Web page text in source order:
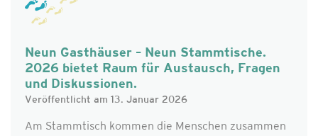
Neun Gasthäuser – Neun Stammtische.
2026 bietet Raum für Austausch, Fragen
und Diskussionen.
Veröffentlicht am 13. Januar 2026
Am Stammtisch kommen die Menschen zusammen